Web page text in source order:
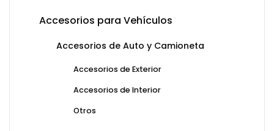
Accesorios para Vehículos
Accesorios de Auto y Camioneta
Accesorios de Exterior
Accesorios de Interior
Otros